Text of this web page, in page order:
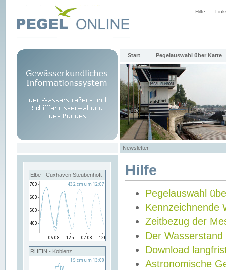
Hilfe
Start Pegelauswahl über Karte
Newsletter
Elbe - Cuxhaven Steubenhöft
RHEIN - Koblenz
Hilfe
Pegelauswahl
Kennzeichnende
Zeitbezug der
Der Wasserstand
Download
Astronomische